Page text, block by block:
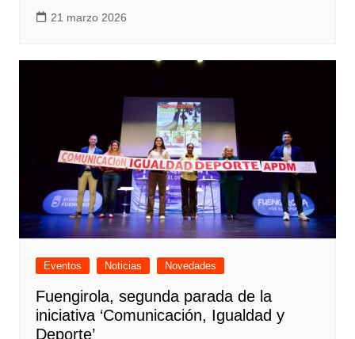
21 marzo 2026
Eventos Noticias Novedades
Fuengirola, segunda parada de la
iniciativa ‘Comunicación, Igualdad y
Deporte’